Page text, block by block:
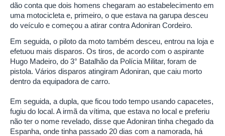
dão conta que dois homens chegaram ao estabelecimento em
uma motocicleta e, primeiro, o que estava na garupa desceu
do veículo e começou a atirar contra Adoniran Cordeiro.
Em seguida, o piloto da moto também desceu, entrou na loja e
efetuou mais disparos. Os tiros, de acordo com o aspirante
Hugo Madeiro, do 3° Batalhão da Polícia Militar, foram de
pistola. Vários disparos atingiram Adoniran, que caiu morto
dentro da equipadora de carro.
Em seguida, a dupla, que ficou todo tempo usando capacetes,
fugiu do local. A irmã da vítima, que estava no local e preferiu
não ter o nome revelado, disse que Adoniran tinha chegado da
Espanha, onde tinha passado 20 dias com a namorada, há